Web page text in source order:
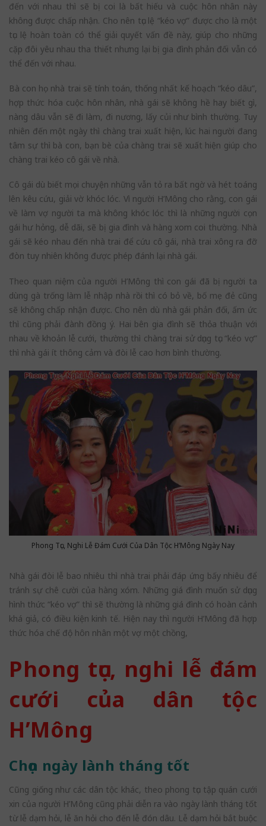
đến với nhau thì sẽ bị coi là bất hiếu và cuộc hôn nhân này
không được chấp nhận. Cho nên tục lệ “kéo vợ” được cho là một
tục lệ hoàn toàn có thể giải quyết vấn đề này, giúp cho những
cặp đôi yêu nhau tha thiết nhưng lại bị gia đình phản đối vẫn có
thể đến với nhau.
Bà con họ nhà trai sẽ tính toán, thống nhất kế hoạch “kéo dâu”,
hợp thức hóa cuộc hôn nhân, nhà gái sẽ không hề hay biết gì,
nàng dâu vẫn sẽ đi làm, đi nương, lấy củi như bình thường. Tuy
nhiên đến một ngày thì chàng trai xuất hiện, lúc hai người đang
tâm sự thì bà con, bạn bè của chàng trai sẽ xuất hiện giúp cho
chàng trai kéo cô gái về nhà.
Cô gái dù biết mọi chuyện những vẫn tỏ ra bất ngờ và hét toáng
lên kêu cứu, giải vờ khóc lóc. Vì người H’Mông cho rằng, con gái
về làm vợ người ta mà không khóc lóc thì là những người cọn
gái hư hỏng, dễ dãi, sẽ bị gia đình và hàng xom coi thường. Nhà
gái sẽ kéo nhau đến nhà trai để cứu cô gái, nhà trai xông ra đỡ
đòn tuy nhiên không được phép đánh lại nhà gái.
Theo quan niệm của người H’Mông thì con gái đã bị người ta
dùng gà trống làm lễ nhập nhà rồi thì có bỏ về, bố mẹ đẻ cũng
sẽ không chấp nhận được. Cho nên dù nhà gái phản đối, ấm ức
thì cũng phải đành đồng ý. Hai bên gia đình sẽ thỏa thuận với
nhau về khoản lễ cưới, thường thì chàng trai sử dụng tục “kéo vợ”
thì nhà gái ít thông cảm và đòi lễ cao hơn bình thường.
Phong Tục, Nghi Lễ Đám Cưới Của Dân Tộc H’Mông Ngày Nay
Nhà gái đòi lễ bao nhiêu thì nhà trai phải đáp ứng bấy nhiêu để
tránh sự chê cười của hàng xóm. Những giá đình muốn sử dụng
hình thức “kéo vợ” thì sẽ thường là những giá đình có hoàn cảnh
khá giả, có điều kiện kinh tế. Hiện nay thì người H’Mông đã hợp
thức hóa chế độ hôn nhân một vợ một chồng,
Phong tục, nghi lễ đám
cưới của dân tộc
H’Mông
Chọn ngày lành tháng tốt
Cũng giống như các dân tộc khác, theo phong tục tập quán cưới
xin của người H’Mông cũng phải diễn ra vào ngày lành tháng tốt
từ lễ dạm hỏi, lễ ăn hỏi cho đến lễ đón dâu. Lễ dạm hỏi bắt buộc